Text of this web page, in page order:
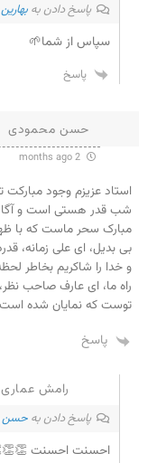
پاسخ دادن به
سپاس از شما🌱
پاسخ
حسن محمودی
استاد عزیزم وجود
شب قدر هستی است و
مبارک سحر ماست که با
بی بدیل، ای علی زمانه،
و خدا را شاکریم بخاطر
راه ما، ای عارف صاحب
توست که نمایان شده است
پاسخ
رامش عماری
پاسخ دادن به حسن
احسنت احسنت